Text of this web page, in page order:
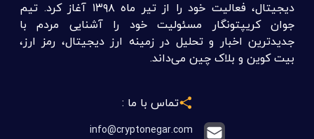
دیجیتال، فعالیت خود را از تیر ماه ۱۳۹۸ آغاز کرد. تیم
جوان کریپتونگار مسئولیت خود را آشنایی مردم با
جدیدترین اخبار و تحلیل در زمینه ارز دیجیتال، رمز ارز،
بیت کوین و بلاک چین می‌داند.
تماس با ما :
info@cryptonegar.com